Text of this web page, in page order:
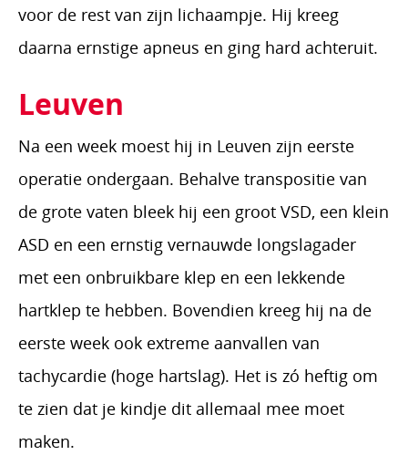
voor de rest van zijn lichaampje. Hij kreeg
daarna ernstige apneus en ging hard achteruit.
Leuven
Na een week moest hij in Leuven zijn eerste
operatie ondergaan. Behalve transpositie van
de grote vaten bleek hij een groot VSD, een klein
ASD en een ernstig vernauwde longslagader
met een onbruikbare klep en een lekkende
hartklep te hebben. Bovendien kreeg hij na de
eerste week ook extreme aanvallen van
tachycardie (hoge hartslag). Het is zó heftig om
te zien dat je kindje dit allemaal mee moet
maken.